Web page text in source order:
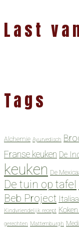
Last
Tags
Alchemie Ayurvedisch
Franse keuken De
keuken De
De tuin op tafel
Beb Project
Kindvriendelijk recept
gerechten Mattemburgh